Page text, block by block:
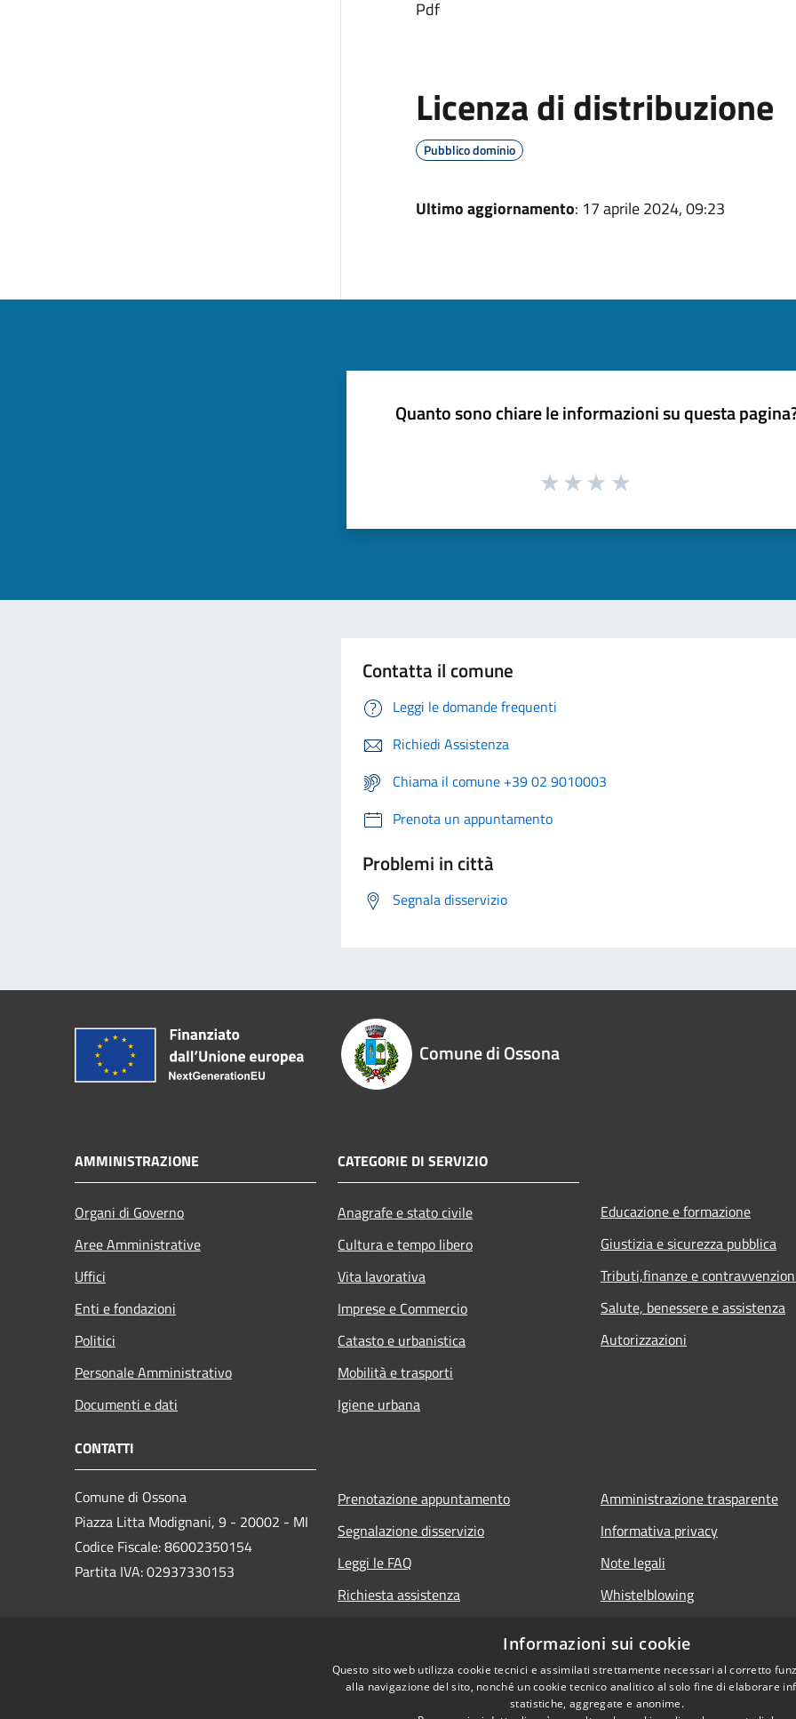
Pdf
Licenza di distribuzione
Pubblico dominio
Ultimo aggiornamento: 17 aprile 2024, 09:23
Quanto sono chiare le informazioni su questa
Contatta il comune
Leggi le domande frequenti
Richiedi Assistenza
Chiama il comune +39 02 9010003
Prenota un appuntamento
Problemi in città
Segnala disservizio
Comune di Ossona
AMMINISTRAZIONE
Organi di Governo
Aree Amministrative
Uffici
Enti e fondazioni
Politici
Personale Amministrativo
Documenti e dati
CATEGORIE DI SERVIZIO
Anagrafe e stato civile
Cultura e tempo libero
Vita lavorativa
Imprese e Commercio
Catasto e urbanistica
Mobilità e trasporti
Igiene urbana
Educazione e formazione
Giustizia e sicurezza pubblica
Tributi,finanze e
Salute, benessere e assistenza
Autorizzazioni
CONTATTI
Comune di Ossona
Piazza Litta Modignani, 9 - 20002 - MI
Codice Fiscale: 86002350154
Partita IVA: 02937330153
Prenotazione appuntamento
Segnalazione disservizio
Leggi le FAQ
Richiesta assistenza
Amministrazione trasparente
Informativa privacy
Note legali
Whistelblowing
Informazioni sui cookie
Questo sito web utilizza cookie tecnici e assimilati strettamente necessari al corretto
alla navigazione del sito, nonché un cookie tecnico analitico al solo fine di elaborare
statistiche, aggregate e anonime.